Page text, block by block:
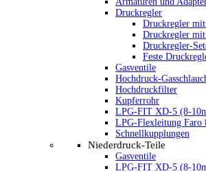
Druckregler
Druckregler mit
Druckregler
Druckregler-
Feste
Gasventile
Hochdruck-
Hochdruckfilter
Kupferrohr
LPG-FIT XD-5 (8-
LPG-Flexleitung Faro
Schnellkupplungen
Niederdruck-Teile
Gasventile
LPG-FIT XD-5 (8-